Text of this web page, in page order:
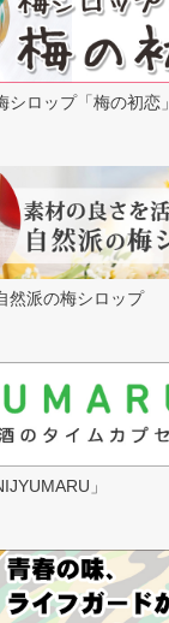
ロップ「梅の初恋」
然派の梅シロップ
」